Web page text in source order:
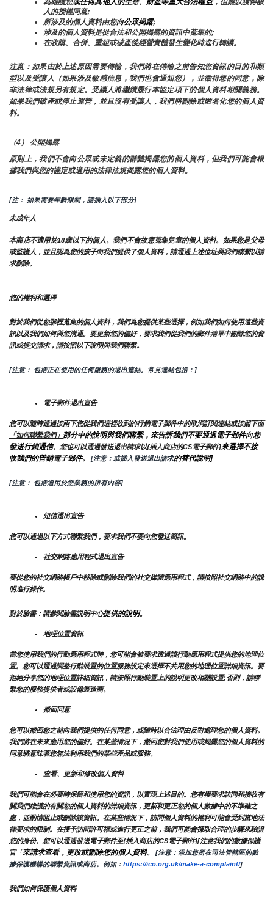
人的授權同意;
所涉及的個人資料由您向公眾揭露;
涉及的個人資料是從合法和公開揭露的資訊中蒐集的;
在收購、合併、重組或破產後經營實體發生變化時進行轉讓。
注意：如果由於上述原因需要傳輸，我們將在傳輸之前告知您資訊的目的和類
型以及受讓人（如果涉及敏感信息，我們也會通知您），並徵得您的同意，除
非法律或法規另有規定。受讓人將繼續履行本協定項下的個人資料相關義務。
如果我們破產或停止運營，並且沒有受讓人，我們將刪除或匿名化您的個人資
料。
（4） 公開揭露
原則上，我們不會向公眾或未定義的群體揭露您的個人資料，但我們可能會根
據我們與您的協定或適用的法律法規揭露您的個人資料。
[注： 如果需要年齡限制，請插入以下部分]
未成年人
本商店不適用於18歲以下的個人。我們不會故意蒐集兒童的個人資料。如果您是父母
或監護人，並且認為您的孩子向我們提供了個人資料，請通過上述位址與我們聯繫以請
求刪除。
您的權利和選擇
對於我們從您那裡蒐集的個人資料，我們為您提供某些選擇，例如我們如何使用這些資
訊以及我們如何與您溝通。要更新您的偏好，要求我們從我們的郵件清單中刪除您的資
訊或提交請求，請按照以下說明與我們聯繫。
[注意： 包括正在使用的任何服務的退出連結。常見連結包括：]
電子郵件退出宣告
您可以隨時通過按兩下您從我們這裡收到的行銷電子郵件中的取消訂閱連結或按照下面
「如何聯繫我們」 部分中的說明與我們聯繫，來告訴我們不要通過電子郵件向您
發送行銷通信。您也可以通過發送退出請求以{插入商店的CS電子郵件]來選擇不接
收我們的營銷電子郵件。 [注意：或插入發送退出請求的替代說明]
[注意： 包括適用於您業務的所有內容]
短信退出宣告
您可以通過以下方式聯繫我們，要求我們不要向您發送簡訊。
社交網路應用程式退出宣告
要從您的社交網路帳戶中移除或刪除我們的社交媒體應用程式，請按照社交網路中的說
明進行操作。
對於臉書：請參閱臉書説明中心提供的說明。
地理位置資訊
當您使用我們的行動應用程式時，您可能會被要求透過該行動應用程式提供您的地理位
置。您可以通過調整行動裝置的位置服務設定來選擇不共用您的地理位置詳細資訊。要
拒絕分享您的地理位置詳細資訊，請按照行動裝置上的說明更改相關設置;否則，請聯
繫您的服務提供者或設備製造商。
撤回同意
您可以撤回您之前向我們提供的任何同意，或隨時以合法理由反對處理您的個人資料。
我們將在未來應用您的偏好。在某些情況下，撤回您對我們使用或揭露您的個人資料的
同意將意味著您無法利用我們的某些產品或服務。
查看、更新和修改個人資料
我們可能會在必要時保留和使用您的資訊，以實現上述目的。您有權要求訪問和接收有
關我們維護的有關您的個人資料的詳細資訊，更新和更正您的個人數據中的不準確之
處，並酌情阻止或刪除該資訊。在某些情況下，訪問個人資料的權利可能會受到當地法
律要求的限制。在授予訪問許可權或進行更正之前，我們可能會採取合理的步驟來驗證
您的身份。您可以通過發送電子郵件至{插入商店的CS電子郵件][注意我們的數據保護
官「來請求查看，更改或刪除您的個人資料。
[注意：添加您所在司法管轄區的數
據保護機構的聯繫資訊或商店。例如： https://ico.org.uk/make-a-complaint/]
我們如何保護個人資料